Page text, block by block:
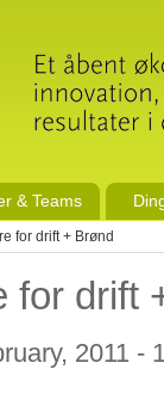
& Teams
for drift + Brønd
for drift
2011 -